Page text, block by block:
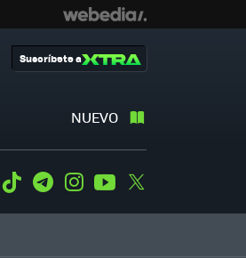
NUEVO
Suscríbete a
WhatsApp
Tiktok TelegramInstagramYoutube